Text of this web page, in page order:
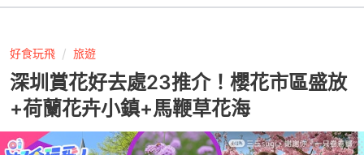
好食玩飛 旅遊
深圳賞花好去處23推介！櫻花市區盛放
+荷蘭花卉小鎮+馬鞭草花海